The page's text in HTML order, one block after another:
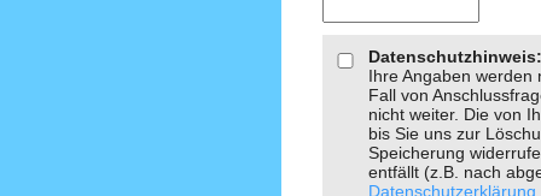
Ihre Angaben werden
Fall von
nicht weiter. Die von
bis Sie uns zur
Speicherung
entfällt (z.B. nach
Datenschutzerklärung